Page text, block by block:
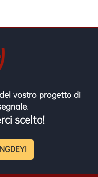
vostro progetto di
scelto!